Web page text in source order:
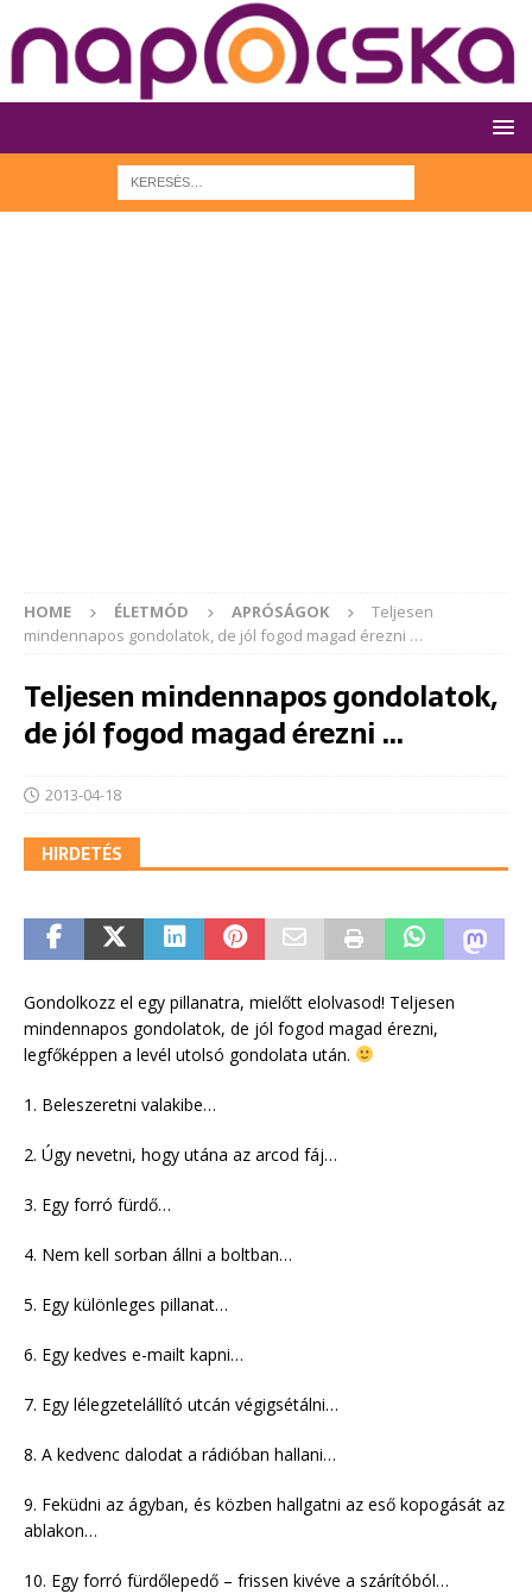
HOME ÉLETMÓD APRÓSÁGOK
Teljesen
mindennapos gondolatok, de jól fogod magad érezni …
Teljesen mindennapos gondolatok,
de jól fogod magad érezni …
2013-04-18
HIRDETÉS
Gondolkozz el egy pillanatra, mielőtt elolvasod! Teljesen
mindennapos gondolatok, de jól fogod magad érezni,
legfőképpen a levél utolsó gondolata után.
1. Beleszeretni valakibe…
2. Úgy nevetni, hogy utána az arcod fáj…
3. Egy forró fürdő…
4. Nem kell sorban állni a boltban…
5. Egy különleges pillanat…
6. Egy kedves e-mailt kapni…
7. Egy lélegzetelállító utcán végigsétálni…
8. A kedvenc dalodat a rádióban hallani…
9. Feküdni az ágyban, és közben hallgatni az eső kopogását az
ablakon…
10. Egy forró fürdőlepedő – frissen kivéve a szárítóból…